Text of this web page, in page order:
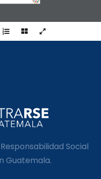
Social
Guatemala.